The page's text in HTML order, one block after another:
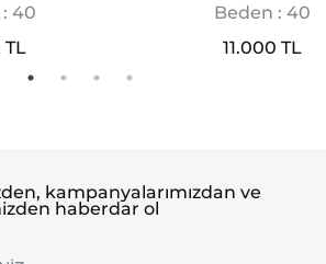
40
Beden : 40
11.000 TL
kampanyalarımızdan ve
haberdar ol